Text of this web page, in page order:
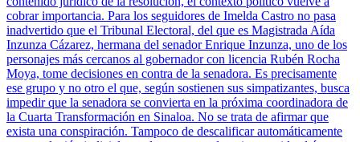
cobrar importancia. Para los seguidores de Imelda Castro no pasa
inadvertido que el Tribunal Electoral, del que es Magistrada Aída
Inzunza Cázarez, hermana del senador Enrique Inzunza, uno de los
personajes más cercanos al gobernador con licencia Rubén Rocha
Moya, tome decisiones en contra de la senadora. Es precisamente
ese grupo y no otro el que, según sostienen sus simpatizantes, busca
impedir que la senadora se convierta en la próxima coordinadora de
la Cuarta Transformación en Sinaloa. No se trata de afirmar que
exista una conspiración. Tampoco de descalificar automáticamente